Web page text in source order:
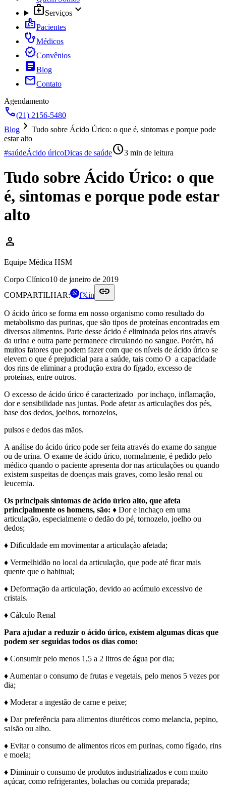
medical_servicesServiçosexpand_more
badgePacientes
stethoscopeMédicos
verifiedConvênios
articleBlog
mailContato
Agendamento
call(21) 2156-5480
Blog chevron_right Tudo sobre Ácido Úrico: o que é, sintomas e porque pode
estar alto
#saúdeÁcido úricoDicas de saúdeschedule3 min de leitura
Tudo sobre Ácido Úrico: o que
é, sintomas e porque pode estar
alto
person
Equipe Médica HSM
Corpo Clínico10 de janeiro de 2019
COMPARTILHAR:
f𝕏in link
O ácido úrico se forma em nosso organismo como resultado do
metabolismo das purinas, que são tipos de proteínas encontradas em
diversos alimentos. Parte desse ácido é eliminada pelos rins através
da urina e outra parte permanece circulando no sangue. Porém, há
muitos fatores que podem fazer com que os níveis de ácido úrico se
elevem o que é prejudicial para a saúde, tais como O a capacidade
dos rins de eliminar a produção extra do fígado, excesso de
proteínas, entre outros.
O excesso de ácido úrico é caracterizado por inchaço, inflamação,
dor e sensibilidade nas juntas. Pode afetar as articulações dos pés,
base dos dedos, joelhos, tornozelos,
pulsos e dedos das mãos.
A análise do ácido úrico pode ser feita através do exame do sangue
ou de urina. O exame de ácido úrico, normalmente, é pedido pelo
médico quando o paciente apresenta dor nas articulações ou quando
existem suspeitas de doenças mais graves, como lesão renal ou
leucemia.
Os principais sintomas de ácido úrico alto, que afeta
principalmente os homens, são: ♦ Dor e inchaço em uma
articulação, especialmente o dedão do pé, tornozelo, joelho ou
dedos;
♦ Dificuldade em movimentar a articulação afetada;
♦ Vermelhidão no local da articulação, que pode até ficar mais
quente que o habitual;
♦ Deformação da articulação, devido ao acúmulo excessivo de
cristais.
♦ Cálculo Renal
Para ajudar a reduzir o ácido úrico, existem algumas dicas que
podem ser seguidas todos os dias como:
♦ Consumir pelo menos 1,5 a 2 litros de água por dia;
♦ Aumentar o consumo de frutas e vegetais, pelo menos 5 vezes por
dia;
♦ Moderar a ingestão de carne e peixe;
♦ Dar preferência para alimentos diuréticos como melancia, pepino,
salsão ou alho.
♦ Evitar o consumo de alimentos ricos em purinas, como fígado, rins
e moela;
♦ Diminuir o consumo de produtos industrializados e com muito
açúcar, como refrigerantes, bolachas ou comida preparada;